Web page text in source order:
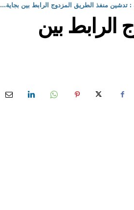
: تدشين منفذ الطريق المزدوج الرابط بين بجاية...
الرابط بين